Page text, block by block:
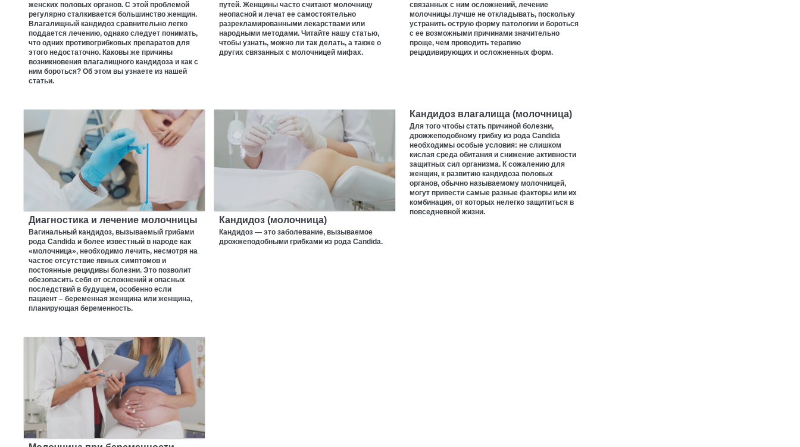
женских половых органов. С этой проблемой
регулярно сталкивается большинство женщин.
Влагалищный кандидоз сравнительно легко
поддается лечению, однако следует понимать,
что одних противогрибковых препаратов для
этого недостаточно. Каковы же причины
возникновения влагалищного кандидоза и как с
ним бороться? Об этом вы узнаете из нашей
статьи.
путей. Женщины часто считают молочницу
неопасной и лечат ее самостоятельно
разрекламированными лекарствами или
народными методами. Читайте нашу статью,
чтобы узнать, можно ли так делать, а также о
других связанных с молочницей мифах.
связанных с ним осложнений, лечение
молочницы лучше не откладывать, поскольку
устранить острую форму патологии и бороться
с ее возможными причинами значительно
проще, чем проводить терапию
рецидивирующих и осложненных форм.
Диагностика и лечение молочницы
Вагинальный кандидоз, вызываемый грибами
рода Candida и более известный в народе как
«молочница», необходимо лечить, несмотря на
частое отсутствие явных симптомов и
постоянные рецидивы болезни. Это позволит
обезопасить себя от осложнений и опасных
последствий в будущем, особенно если
пациент – беременная женщина или женщина,
планирующая беременность.
Кандидоз (молочница)
Кандидоз — это заболевание, вызываемое
дрожжеподобными грибками из рода Candida.
Кандидоз влагалища (молочница)
Для того чтобы стать причиной болезни,
дрожжеподобному грибку из рода Candida
необходимы особые условия: не слишком
кислая среда обитания и снижение активности
защитных сил организма. К сожалению для
женщин, к развитию кандидоза половых
органов, обычно называемому молочницей,
могут привести самые разные факторы или их
комбинация, от которых нелегко защититься в
повседневной жизни.